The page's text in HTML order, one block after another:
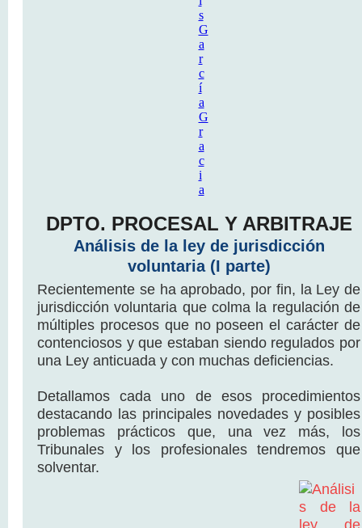
DPTO. PROCESAL Y ARBITRAJE
Análisis de la ley de jurisdicción
voluntaria (I parte)
Recientemente se ha aprobado, por fin, la Ley de
jurisdicción voluntaria que colma la regulación de
múltiples procesos que no poseen el carácter de
contenciosos y que estaban siendo regulados por
una Ley anticuada y con muchas deficiencias.
Detallamos cada uno de esos procedimientos
destacando las principales novedades y posibles
problemas prácticos que, una vez más, los
Tribunales y los profesionales tendremos que
solventar.